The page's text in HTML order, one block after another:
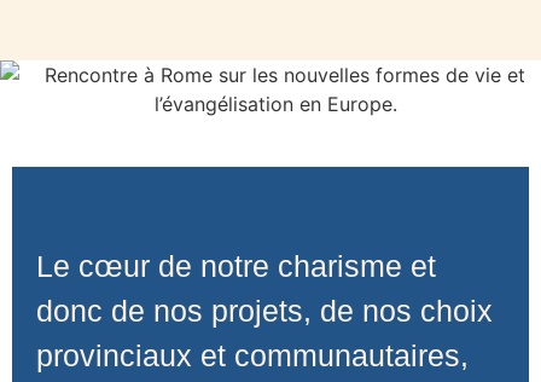
Le cœur de notre charisme et
donc de nos projets, de nos choix
provinciaux et communautaires,